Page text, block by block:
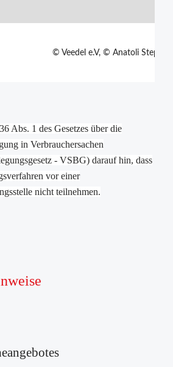
© Veedel e.V, © Anatoli
Abs. 1 des Gesetzes über die
in Verbrauchersachen
- VSBG) darauf hin, dass
vor einer
nicht teilnehmen.